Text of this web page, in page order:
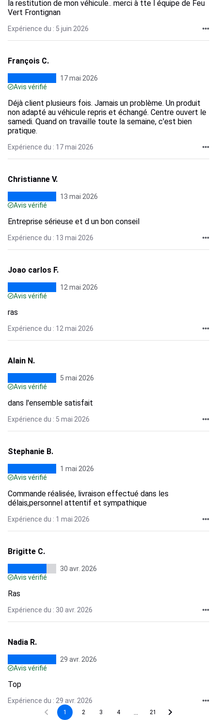
la restitution de mon véhicule.. merci à tte l équipe de Feu
Vert Frontignan
Expérience du : 5 juin 2026
François C.
17 mai 2026
Avis vérifié
Déjà client plusieurs fois. Jamais un problème. Un produit
non adapté au véhicule repris et échangé. Centre ouvert le
samedi. Quand on travaille toute la semaine, c'est bien
pratique.
Expérience du : 17 mai 2026
Christianne V.
13 mai 2026
Avis vérifié
Entreprise sérieuse et d un bon conseil
Expérience du : 13 mai 2026
Joao carlos F.
12 mai 2026
Avis vérifié
ras
Expérience du : 12 mai 2026
Alain N.
5 mai 2026
Avis vérifié
dans l'ensemble satisfait
Expérience du : 5 mai 2026
Stephanie B.
1 mai 2026
Avis vérifié
Commande réalisée, livraison effectué dans les
délais,personnel attentif et sympathique
Expérience du : 1 mai 2026
Brigitte C.
30 avr. 2026
Avis vérifié
Ras
Expérience du : 30 avr. 2026
Nadia R.
29 avr. 2026
Avis vérifié
Top
Expérience du : 29 avr. 2026
1 2 3 4 21